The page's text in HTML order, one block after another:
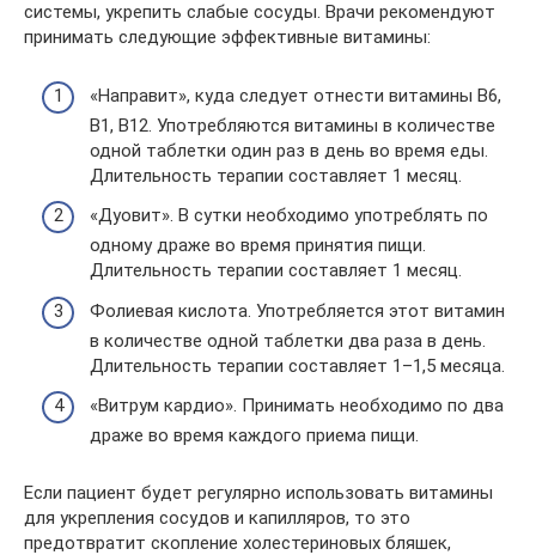
системы, укрепить слабые сосуды. Врачи рекомендуют
принимать следующие эффективные витамины:
«Направит», куда следует отнести витамины B6,
B1, B12. Употребляются витамины в количестве
одной таблетки один раз в день во время еды.
Длительность терапии составляет 1 месяц.
«Дуовит». В сутки необходимо употреблять по
одному драже во время принятия пищи.
Длительность терапии составляет 1 месяц.
Фолиевая кислота. Употребляется этот витамин
в количестве одной таблетки два раза в день.
Длительность терапии составляет 1–1,5 месяца.
«Витрум кардио». Принимать необходимо по два
драже во время каждого приема пищи.
Если пациент будет регулярно использовать витамины
для укрепления сосудов и капилляров, то это
предотвратит скопление холестериновых бляшек,